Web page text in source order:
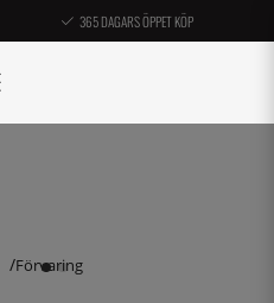
365 DAGARS ÖPPET KÖP
Förvaring